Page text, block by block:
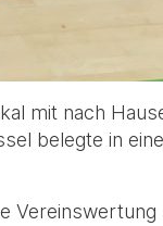
mit nach
belegte in